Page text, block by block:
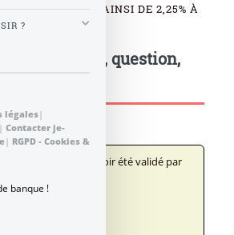
LE TAUX PASSE AINSI DE 2,25% À
commentaire, question,
qu'après avoir été validé par
?
légales|
| Contacter je-
| RGPD - Cookies &
banque !